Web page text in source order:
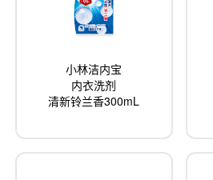
小林洁内宝
内衣洗剂
清新铃兰香300mL